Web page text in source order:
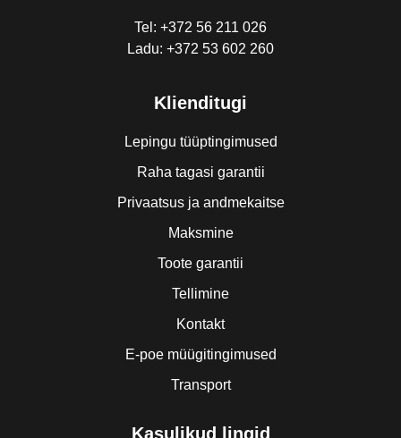
Tel: +372 56 211 026
Ladu: +372 53 602 260
Klienditugi
Lepingu tüüptingimused
Raha tagasi garantii
Privaatsus ja andmekaitse
Maksmine
Toote garantii
Tellimine
Kontakt
E-poe müügitingimused
Transport
Kasulikud lingid